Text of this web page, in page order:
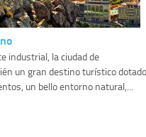
industrial, la ciudad de
un gran destino turístico dotado
un bello entorno natural,...